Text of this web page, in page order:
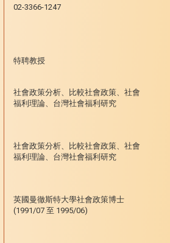
02-3366-1247
特聘教授
社會政策分析、比較社會政策、社會
福利理論、台灣社會福利研究
社會政策分析、比較社會政策、社會
福利理論、台灣社會福利研究
英國曼徹斯特大學社會政策博士
(1991/07 至 1995/06)